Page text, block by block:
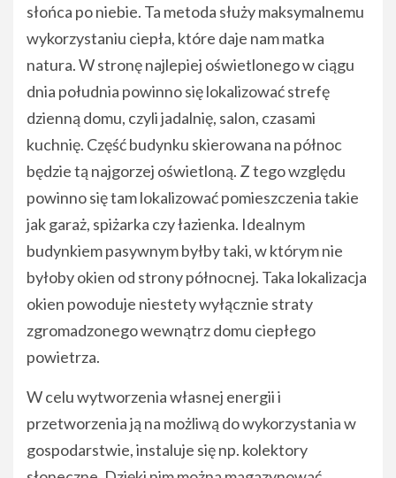
słońca po niebie. Ta metoda służy maksymalnemu
wykorzystaniu ciepła, które daje nam matka
natura. W stronę najlepiej oświetlonego w ciągu
dnia południa powinno się lokalizować strefę
dzienną domu, czyli jadalnię, salon, czasami
kuchnię. Część budynku skierowana na północ
będzie tą najgorzej oświetloną. Z tego względu
powinno się tam lokalizować pomieszczenia takie
jak garaż, spiżarka czy łazienka. Idealnym
budynkiem pasywnym byłby taki, w którym nie
byłoby okien od strony północnej. Taka lokalizacja
okien powoduje niestety wyłącznie straty
zgromadzonego wewnątrz domu ciepłego
powietrza.
W celu wytworzenia własnej energii i
przetworzenia ją na możliwą do wykorzystania w
gospodarstwie, instaluje się np. kolektory